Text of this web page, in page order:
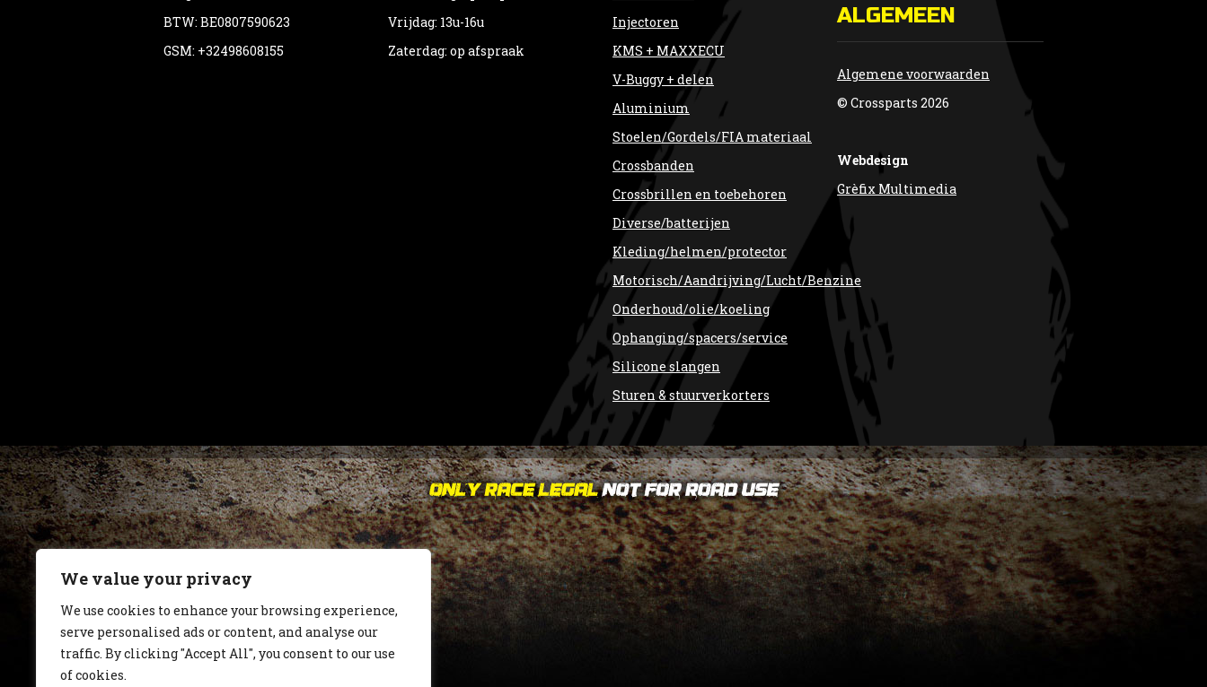
We value your privacy
We use cookies to enhance your browsing experience,
serve personalised ads or content, and analyse our
traffic. By clicking "Accept All", you consent to our use
of cookies.
BTW: BE0807590623
GSM: +32498608155
Vrijdag: 13u-16u
Zaterdag: op afspraak
Injectoren
KMS + MAXXECU
V-Buggy + delen
Aluminium
Stoelen/Gordels/FIA materiaal
Crossbanden
Crossbrillen en toebehoren
Diverse/batterijen
Kleding/helmen/protector
Motorisch/Aandrijving/Lucht/Benzine
Onderhoud/olie/koeling
Ophanging/spacers/service
Silicone slangen
Sturen & stuurverkorters
ALGEMEEN
Algemene voorwaarden
© Crossparts 2026
Webdesign
Grèfix Multimedia